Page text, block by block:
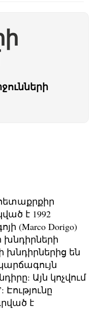
է 1992
(Marco Dorigo)
խնդիրների
խնդիրներից են
Այն կոչվում
Էությունը
է